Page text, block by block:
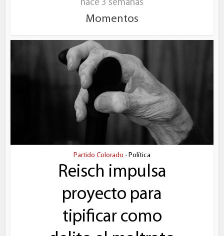
hace 3 semanas
Momentos
Partido Colorado • Política
Reisch impulsa
proyecto para
tipificar como